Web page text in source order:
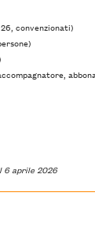
convenzionati)
6 aprile 2026